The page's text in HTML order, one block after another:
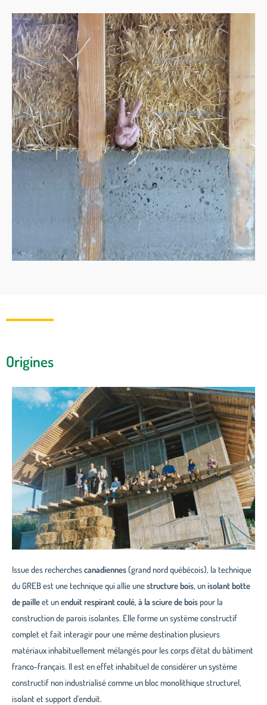
Origines
Issue des recherchescanadiennes(grand nord québécois), la technique
du GREB est une technique qui allie unestructure bois , unisolant botte
de pailleet unenduit respirant coulé, à la sciure de boispour la
construction de parois isolantes. Elle forme un système constructif
complet et fait interagir pour une même destination plusieurs
matériaux inhabituellement mélangés pour les corps d’état du bâtiment
franco-français. Il est en effet inhabituel de considérer un système
constructif non industrialisé comme un bloc monolithique structurel,
isolant et support d’enduit.